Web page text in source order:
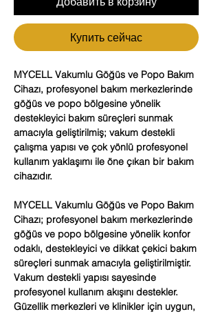
Купить сейчас
MYCELL Vakumlu Göğüs ve Popo Bakım
Cihazı, profesyonel bakım merkezlerinde
göğüs ve popo bölgesine yönelik
destekleyici bakım süreçleri sunmak
amacıyla geliştirilmiş; vakum destekli
çalışma yapısı ve çok yönlü profesyonel
kullanım yaklaşımı ile öne çıkan bir bakım
cihazıdır.
MYCELL Vakumlu Göğüs ve Popo Bakım
Cihazı; profesyonel bakım merkezlerinde
göğüs ve popo bölgesine yönelik konfor
odaklı, destekleyici ve dikkat çekici bakım
süreçleri sunmak amacıyla geliştirilmiştir.
Vakum destekli yapısı sayesinde
profesyonel kullanım akışını destekler.
Güzellik merkezleri ve klinikler için uygun,